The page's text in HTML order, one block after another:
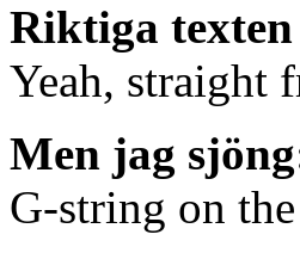
Riktiga
Yeah, straight
Men jag
G-string on